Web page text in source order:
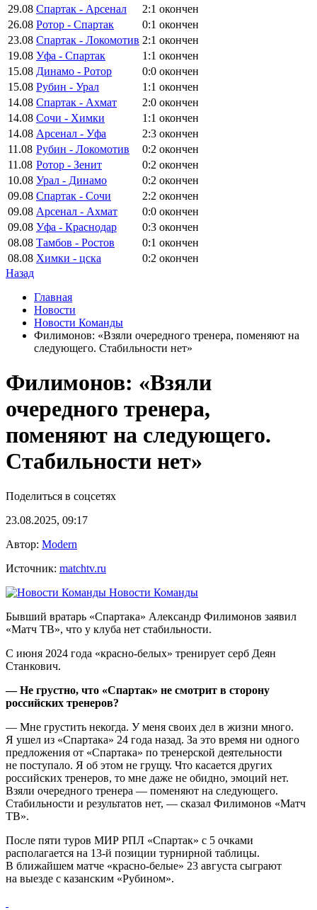
29.08 Спартак - Арсенал 2:1 окончен
26.08 Ротор - Спартак 0:1 окончен
23.08 Спартак - Локомотив 2:1 окончен
19.08 Уфа - Спартак 1:1 окончен
15.08 Динамо - Ротор 0:0 окончен
15.08 Рубин - Урал 1:1 окончен
14.08 Спартак - Ахмат 2:0 окончен
14.08 Сочи - Химки 1:1 окончен
14.08 Арсенал - Уфа 2:3 окончен
11.08 Рубин - Локомотив 0:2 окончен
11.08 Ротор - Зенит 0:2 окончен
10.08 Урал - Динамо 0:2 окончен
09.08 Спартак - Сочи 2:2 окончен
09.08 Арсенал - Ахмат 0:0 окончен
09.08 Уфа - Краснодар 0:3 окончен
08.08 Тамбов - Ростов 0:1 окончен
08.08 Химки - цска 0:2 окончен
Назад
Главная
Новости
Новости Команды
Филимонов: «Взяли очередного тренера, поменяют на
следующего. Стабильности нет»
Филимонов: «Взяли
очередного тренера,
поменяют на следующего.
Стабильности нет»
Поделиться в соцсетях
23.08.2025, 09:17
Автор: Modern
Источник: matchtv.ru
Новости Команды
Бывший вратарь «Спартака» Александр Филимонов заявил
«Матч ТВ», что у клуба нет стабильности.
С июня 2024 года «красно‑белых» тренирует серб Деян
Станкович.
— Не грустно, что «Спартак» не смотрит в сторону
российских тренеров?
— Мне грустить некогда. У меня своих дел в жизни много.
Я ушел из «Спартака» 24 года назад. За это время ни одного
предложения от «Спартака» по тренерской деятельности
не поступало. Я об этом не грущу. Что касается других
российских тренеров, то мне даже не обидно, эмоций нет.
Взяли очередного тренера — поменяют на следующего.
Стабильности и результатов нет, — сказал Филимонов «Матч
ТВ».
После пяти туров МИР РПЛ «Спартак» с 5 очками
располагается на 13‑й позиции турнирной таблицы.
В ближайшем матче «красно‑белые» 23 августа сыграют
на выезде с казанским «Рубином».